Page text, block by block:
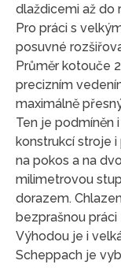
dlaždicemi až do
Pro práci s
posuvné
Průměr kotouče
precizním
maximálně
Ten je podmíněn
konstrukcí stroje
na pokos a na
milimetrovou
dorazem.
bezprašnou
Výhodou je i
Scheppach je